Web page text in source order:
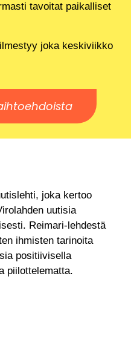
tavoitat paikalliset
joka keskiviikko
joka kertoo
uutisia
Reimari-lehdestä
ihmisten tarinoita
positiivisella
piilottelematta.